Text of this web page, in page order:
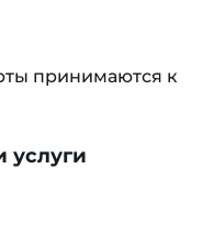
принимаются к
услуги